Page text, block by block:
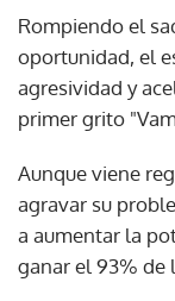
Rompiendo el
oportunidad, el
agresividad y
primer grito
Aunque viene
agravar su
a aumentar la
ganar el 93% de